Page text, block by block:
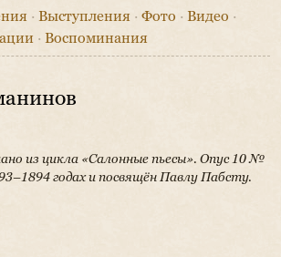
· Выступления · Фото · Видео ·
· Воспоминания
из цикла «Салонные пьесы». Опус 10 №
годах и посвящён Павлу Пабсту.